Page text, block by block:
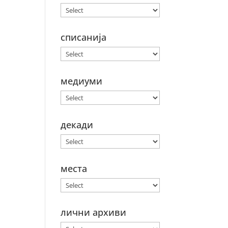
списанија
медиуми
декади
места
лични архиви